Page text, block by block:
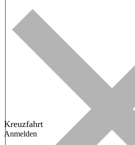
Kreuzfahrt
Anmelden